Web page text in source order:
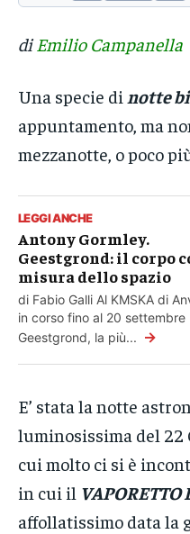
Geestgrond, la più...
Geestgrond, la più...
di Emilio Campanella
Una specie di notte
appuntamento, ma
mezzanotte, o poco
LEGGI ANCHE
Antony Gormley.
Geestgrond: il corpo
misura dello spazio
di Fabio Galli Al KMSKA di
in corso fino al 20 settembre
Geestgrond, la più... →
E’ stata la notte
luminosissima del 22
cui molto ci si è
in cui il VAPORETTO
affollatissimo data la